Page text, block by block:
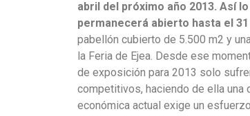
abril del próximo año 2013. Así
permanecerá abierto hasta el
pabellón cubierto de 5.500 m2 y
la Feria de Ejea. Desde ese
de exposición para 2013 solo
competitivos, haciendo de ella una
económica actual exige un